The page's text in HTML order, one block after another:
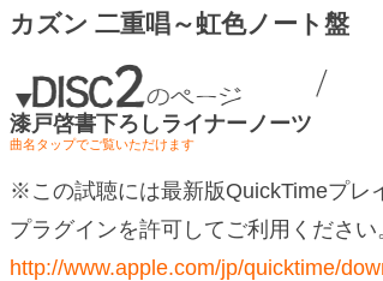
カズン 二重唱～虹色ノート盤
漆戸啓書下ろしライナーノーツ
曲名タップでご覧いただけます
※この試聴には最新版QuickTimeプレ
プラグインを許可してご利用ください
http://www.apple.com/jp/quicktime/